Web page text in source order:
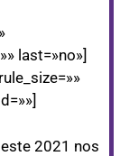
last=»no»]
2021 nos